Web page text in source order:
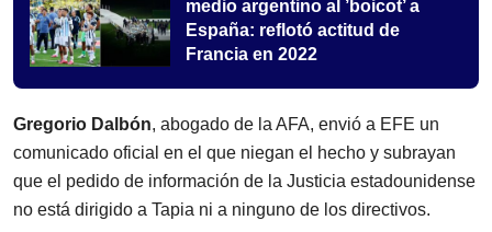
medio argentino al ’boicot’ a
España: reflotó actitud de
Francia en 2022
Gregorio Dalbón, abogado de la AFA, envió a EFE un
comunicado oficial en el que niegan el hecho y subrayan
que el pedido de información de la Justicia estadounidense
no está dirigido a Tapia ni a ninguno de los directivos.